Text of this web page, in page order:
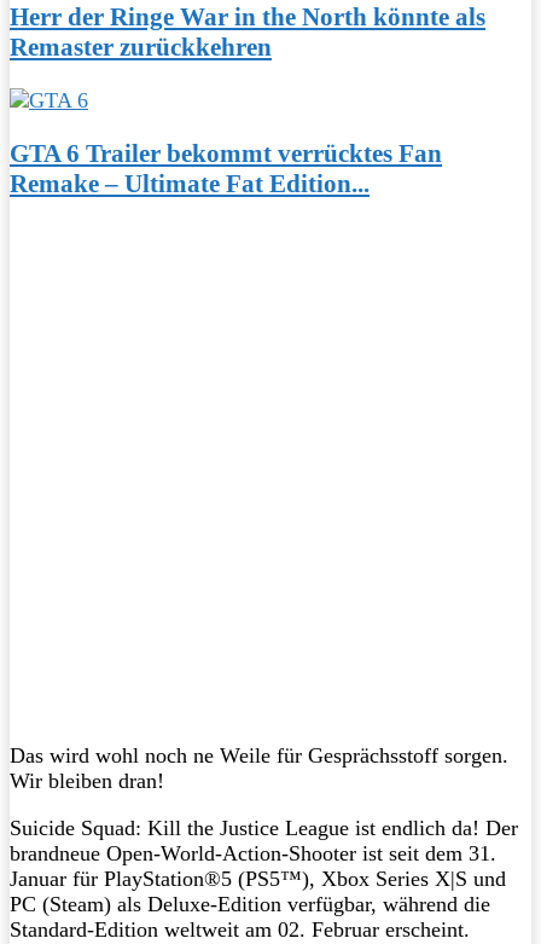
Herr der Ringe War in the North könnte als
Remaster zurückkehren
GTA 6 Trailer bekommt verrücktes Fan
Remake – Ultimate Fat Edition...
Das wird wohl noch ne Weile für Gesprächsstoff sorgen.
Wir bleiben dran!
Suicide Squad: Kill the Justice League ist endlich da! Der
brandneue Open-World-Action-Shooter ist seit dem 31.
Januar für PlayStation®5 (PS5™), Xbox Series X|S und
PC (Steam) als Deluxe-Edition verfügbar, während die
Standard-Edition weltweit am 02. Februar erscheint.